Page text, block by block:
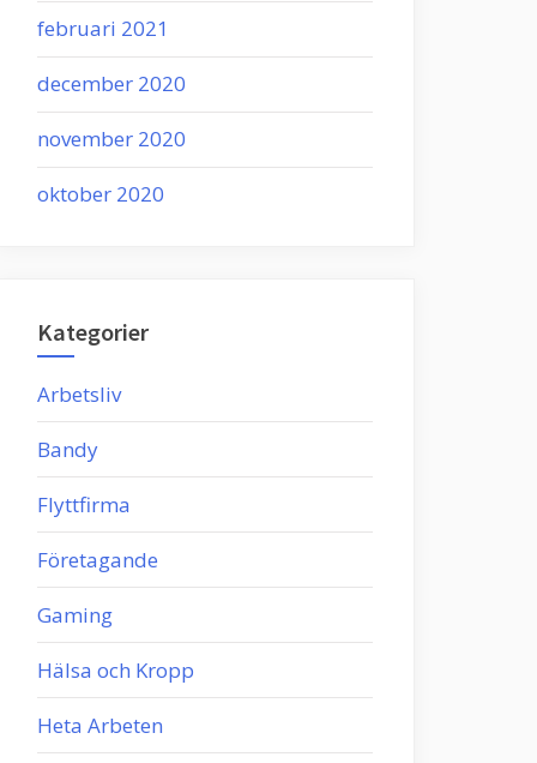
februari 2021
december 2020
november 2020
oktober 2020
Kategorier
Arbetsliv
Bandy
Flyttfirma
Företagande
Gaming
Hälsa och Kropp
Heta Arbeten